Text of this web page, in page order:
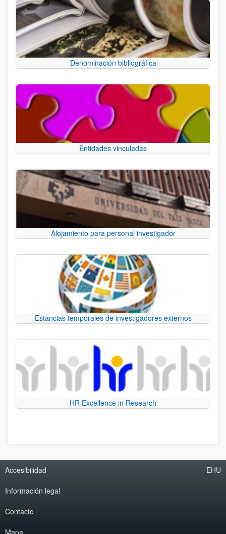
Denominación bibliográfica
Entidades vinculadas
Alojamiento para personal investigador
Estancias temporales de investigadores externos
HR Excellence in Research
Accesibilidad
Información legal
Contacto
EHU